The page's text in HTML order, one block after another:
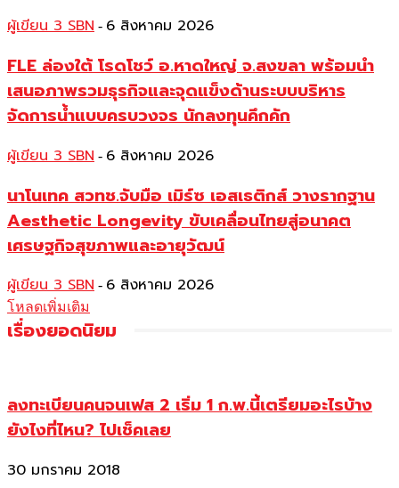
ผู้เขียน 3 SBN - 6 สิงหาคม 2026
FLE ล่องใต้ โรดโชว์ อ.หาดใหญ่ จ.สงขลา พร้อมนำ
เสนอภาพรวมธุรกิจและจุดแข็งด้านระบบบริหาร
จัดการน้ำแบบครบวงจร นักลงทุนคึกคัก
ผู้เขียน 3 SBN - 6 สิงหาคม 2026
นาโนเทค สวทช.จับมือ เมิร์ซ เอสเธติกส์ วางรากฐาน
Aesthetic Longevity ขับเคลื่อนไทยสู่อนาคต
เศรษฐกิจสุขภาพและอายุวัฒน์
ผู้เขียน 3 SBN - 6 สิงหาคม 2026
โหลดเพิ่มเติม
เรื่องยอดนิยม
ลงทะเบียนคนจนเฟส 2 เริ่ม 1 ก.พ.นี้เตรียมอะไรบ้าง
ยังไงที่ไหน? ไปเช็คเลย
30 มกราคม 2018